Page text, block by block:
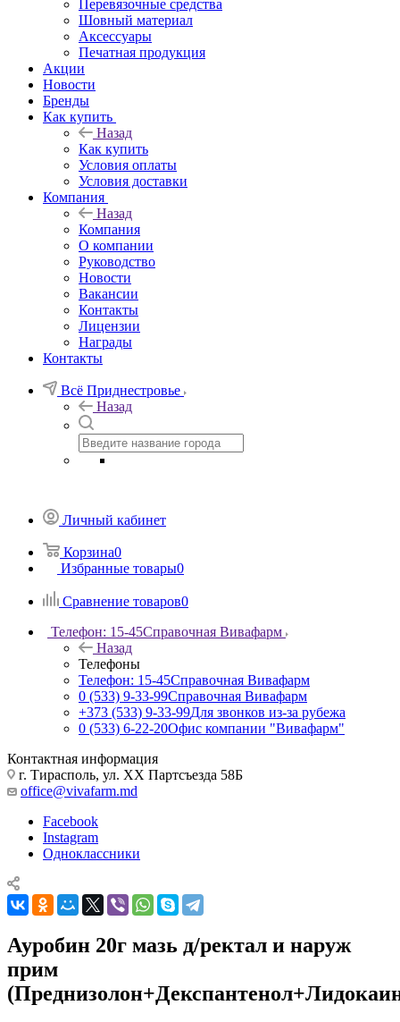
Перевязочные средства
Шовный материал
Аксессуары
Печатная продукция
Акции
Новости
Бренды
Как купить
Назад
Как купить
Условия оплаты
Условия доставки
Компания
Назад
Компания
О компании
Руководство
Новости
Вакансии
Контакты
Лицензии
Награды
Контакты
Всё Приднестровье
Назад
Личный кабинет
Корзина0
Избранные товары0
Сравнение товаров0
Телефон: 15-45Справочная Вивафарм
Назад
Телефоны
Телефон: 15-45Справочная Вивафарм
0 (533) 9-33-99Справочная Вивафарм
+373 (533) 9-33-99Для звонков из-за рубежа
0 (533) 6-22-20Офис компании "Вивафарм"
Контактная информация
г. Тирасполь, ул. ХХ Партсъезда 58Б
office@vivafarm.md
Facebook
Instagram
Одноклассники
Ауробин 20г мазь д/ректал и наруж
прим